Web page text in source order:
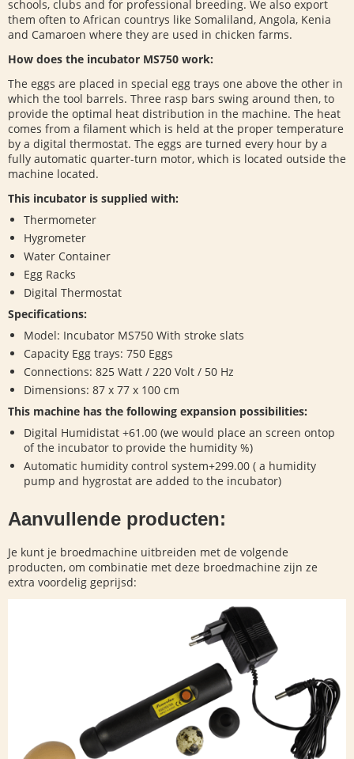
schools, clubs and for professional breeding. We also export
them often to African countrys like Somaliland, Angola, Kenia
and Camaroen where they are used in chicken farms.
How does the incubator MS750 work:
The eggs are placed in special egg trays one above the other in
which the tool barrels. Three rasp bars swing around then, to
provide the optimal heat distribution in the machine. The heat
comes from a filament which is held at the proper temperature
by a digital thermostat. The eggs are turned every hour by a
fully automatic quarter-turn motor, which is located outside the
machine located.
This incubator is supplied with:
Thermometer
Hygrometer
Water Container
Egg Racks
Digital Thermostat
Specifications:
Model: Incubator MS750 With stroke slats
Capacity Egg trays: 750 Eggs
Connections: 825 Watt / 220 Volt / 50 Hz
Dimensions: 87 x 77 x 100 cm
This machine has the following expansion possibilities:
Digital Humidistat +61.00 (we would place an screen ontop
of the incubator to provide the humidity %)
Automatic humidity control system+299.00 ( a humidity
pump and hygrostat are added to the incubator)
Aanvullende producten:
Je kunt je broedmachine uitbreiden met de volgende
producten, om combinatie met deze broedmachine zijn ze
extra voordelig geprijsd: